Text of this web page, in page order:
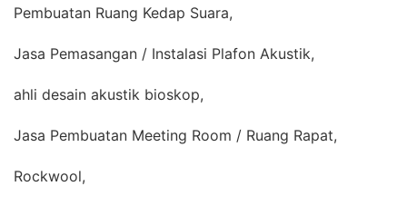
Pembuatan Ruang Kedap Suara,
Jasa Pemasangan / Instalasi Plafon Akustik,
ahli desain akustik bioskop,
Jasa Pembuatan Meeting Room / Ruang Rapat,
Rockwool,